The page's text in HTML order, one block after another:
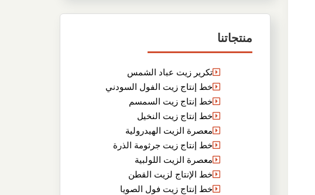
منتجاتنا
تكرير زيت عباد الشمس
خط إنتاج زيت الفول السودني
خط إنتاج زيت السمسم
خط إنتاج زيت النخيل
معصرة الزيت الهيدرولية
خط إنتاج زيت جرثومة الذرة
معصرة الزيت اللولبية
خط الإنتاج لزيت القطن
خط إنتاج زيت فول الصويا